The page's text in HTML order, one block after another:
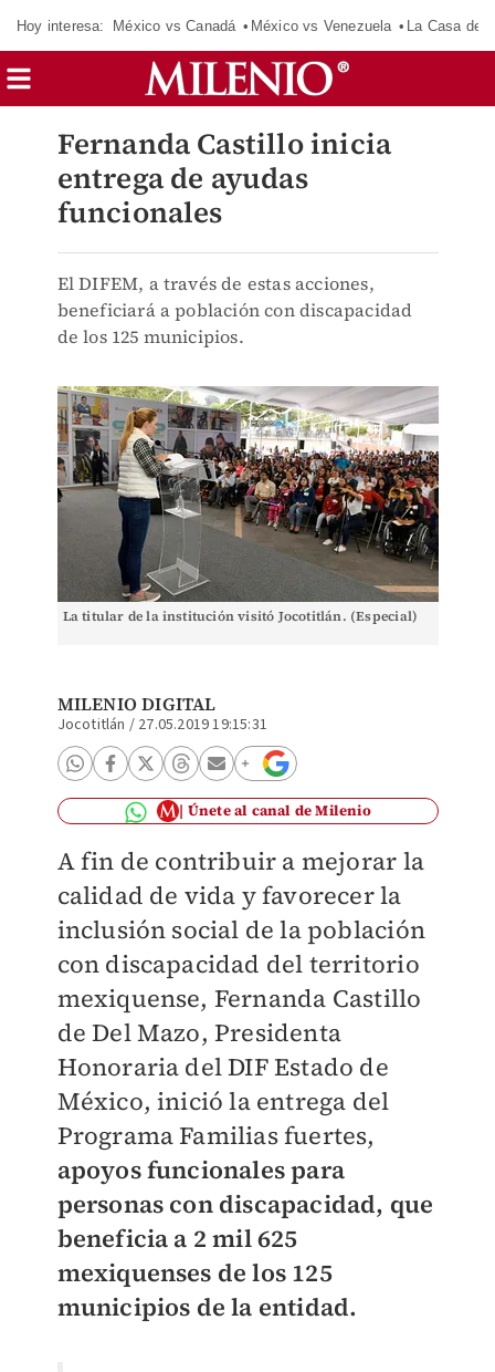
Hoy interesa: México vs Canadá México vs Venezuela La Casa de
Fernanda Castillo inicia
entrega de ayudas
funcionales
El DIFEM, a través de estas acciones,
beneficiará a población con discapacidad
de los 125 municipios.
La titular de la institución visitó Jocotitlán. (Especial)
MILENIO DIGITAL
Jocotitlán / 27.05.2019 19:15:31
Únete al canal de Milenio
A fin de contribuir a mejorar la
calidad de vida y favorecer la
inclusión social de la población
con discapacidad del territorio
mexiquense, Fernanda Castillo
de Del Mazo, Presidenta
Honoraria del DIF Estado de
México, inició la entrega del
Programa Familias fuertes,
apoyos funcionales para
personas con discapacidad, que
beneficia a 2 mil 625
mexiquenses de los 125
municipios de la entidad.